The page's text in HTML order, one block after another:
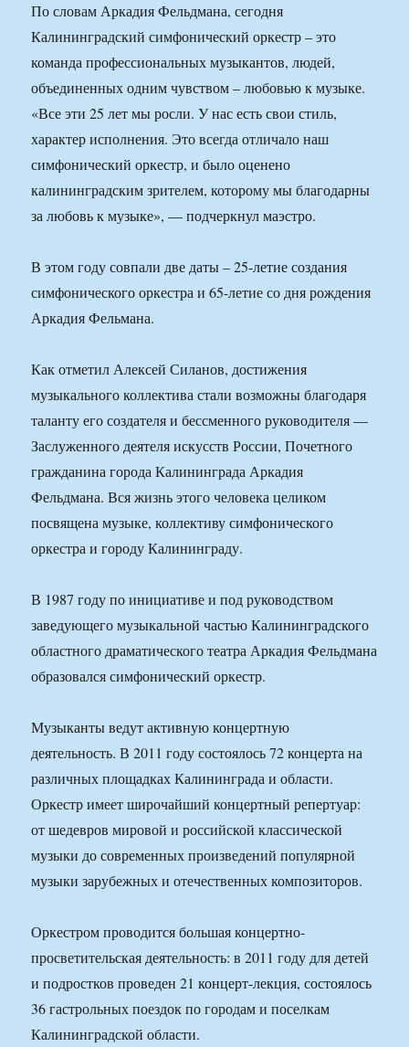
По словам Аркадия Фельдмана, сегодня
Калининградский симфонический оркестр – это
команда профессиональных музыкантов, людей,
объединенных одним чувством – любовью к музыке.
«Все эти 25 лет мы росли. У нас есть свои стиль,
характер исполнения. Это всегда отличало наш
симфонический оркестр, и было оценено
калининградским зрителем, которому мы благодарны
за любовь к музыке», — подчеркнул маэстро.
В этом году совпали две даты – 25-летие создания
симфонического оркестра и 65-летие со дня рождения
Аркадия Фельмана.
Как отметил Алексей Силанов, достижения
музыкального коллектива стали возможны благодаря
таланту его создателя и бессменного руководителя —
Заслуженного деятеля искусств России, Почетного
гражданина города Калининграда Аркадия
Фельдмана. Вся жизнь этого человека целиком
посвящена музыке, коллективу симфонического
оркестра и городу Калининграду.
В 1987 году по инициативе и под руководством
заведующего музыкальной частью Калининградского
областного драматического театра Аркадия Фельдмана
образовался симфонический оркестр.
Музыканты ведут активную концертную
деятельность. В 2011 году состоялось 72 концерта на
различных площадках Калининграда и области.
Оркестр имеет широчайший концертный репертуар:
от шедевров мировой и российской классической
музыки до современных произведений популярной
музыки зарубежных и отечественных композиторов.
Оркестром проводится большая концертно-
просветительская деятельность: в 2011 году для детей
и подростков проведен 21 концерт-лекция, состоялось
36 гастрольных поездок по городам и поселкам
Калининградской области.